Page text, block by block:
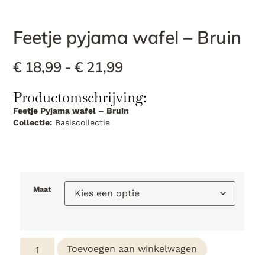
Feetje pyjama wafel – Bruin
€ 18,99 - € 21,99
Productomschrijving:
Feetje Pyjama wafel – Bruin
Collectie: Basiscollectie
Maat
Toevoegen aan winkelwagen